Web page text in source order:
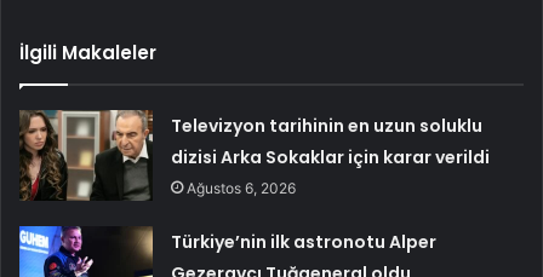
İlgili Makaleler
Televizyon tarihinin en uzun soluklu
dizisi Arka Sokaklar için karar verildi
Ağustos 6, 2026
Türkiye’nin ilk astronotu Alper